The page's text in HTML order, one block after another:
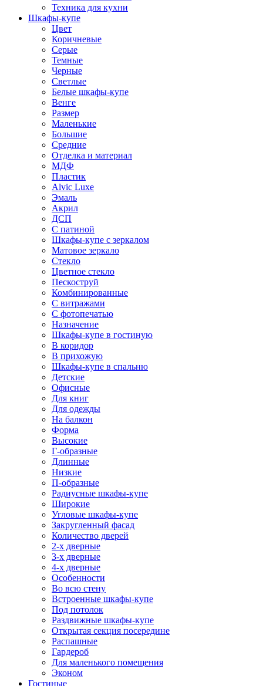
Техника для кухни
Шкафы-купе
Цвет
Коричневые
Серые
Темные
Черные
Светлые
Белые шкафы-купе
Венге
Размер
Маленькие
Большие
Средние
Отделка и материал
МДФ
Пластик
Alvic Luxe
Эмаль
Акрил
ДСП
С патиной
Шкафы-купе с зеркалом
Матовое зеркало
Стекло
Цветное стекло
Пескоструй
Комбинированные
С витражами
С фотопечатью
Назначение
Шкафы-купе в гостиную
В коридор
В прихожую
Шкафы-купе в спальню
Детские
Офисные
Для книг
Для одежды
На балкон
Форма
Высокие
Г-образные
Длинные
Низкие
П-образные
Радиусные шкафы-купе
Широкие
Угловые шкафы-купе
Закругленный фасад
Количество дверей
2-х дверные
3-х дверные
4-х дверные
Особенности
Во всю стену
Встроенные шкафы-купе
Под потолок
Раздвижные шкафы-купе
Открытая секция посередине
Распашные
Гардероб
Для маленького помещения
Эконом
Гостиные